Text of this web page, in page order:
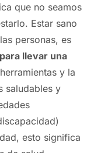
que no seamos
Estar sano
personas, es
llevar una
y la
saludables y
esto significa